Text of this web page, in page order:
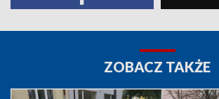
ZOBACZ TAKŻE